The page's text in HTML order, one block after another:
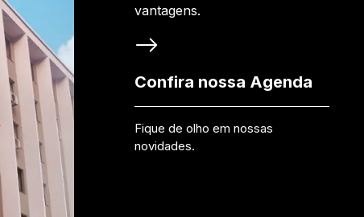
vantagens.
Confira nossa Agenda
Fique de olho em nossas
novidades.